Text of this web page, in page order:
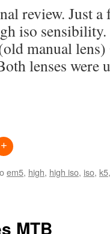
review. Just
iso
manual
lenses
em5, high, high iso, iso, k5
MTB